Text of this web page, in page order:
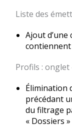
Liste des
Ajout d’une
contiennent
Profils : onglet
Élimination
précédant
du filtrage
« Dossiers